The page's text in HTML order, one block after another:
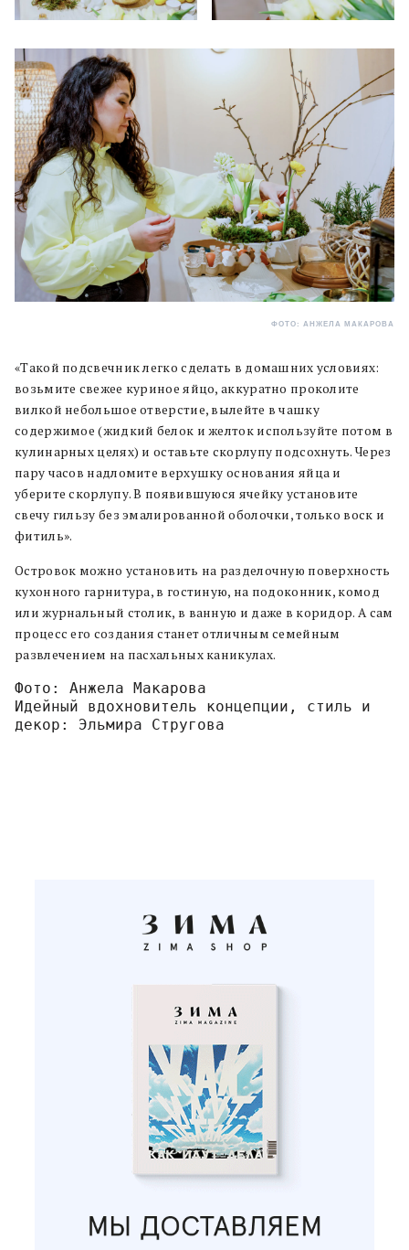
ФОТО: АНЖЕЛА МАКАРОВА
«Такой подсвечник легко сделать в домашних условиях:
возьмите свежее куриное яйцо, аккуратно проколите
вилкой небольшое отверстие, вылейте в чашку
содержимое (жидкий белок и желток используйте потом в
кулинарных целях) и оставьте скорлупу подсохнуть. Через
пару часов надломите верхушку основания яйца и
уберите скорлупу. В появившуюся ячейку установите
свечу гильзу без эмалированной оболочки, только воск и
фитиль».
Островок можно установить на разделочную поверхность
кухонного гарнитура, в гостиную, на подоконник, комод
или журнальный столик, в ванную и даже в коридор. А сам
процесс его создания станет отличным семейным
развлечением на пасхальных каникулах.
Фото: Анжела Макарова
Идейный вдохновитель концепции, стиль и
декор: Эльмира Стругова